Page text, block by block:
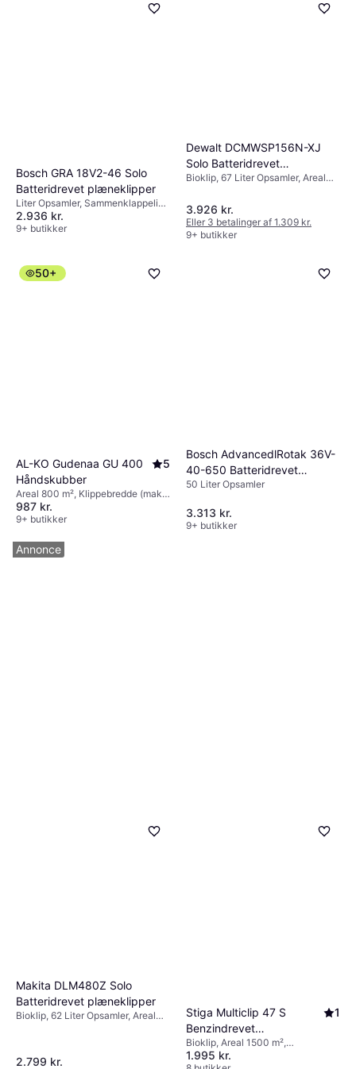
Bosch GRA 18V2-46 Solo
Batteridrevet plæneklipper
Liter Opsamler, Sammenklappeligt
håndtag
2.936 kr.
9+ butikker
Dewalt DCMWSP156N-XJ
Solo Batteridrevet
plæneklipper
Bioklip, 67 Liter Opsamler, Areal
Sammenklappeligt håndtag,
Justerbar hastighed, Justerbar
håndtagshøjde, Selvkørende,
Klippebredde (maks) 53 cm
3.926 kr.
Eller 3 betalinger af 1.309 kr.
9+ butikker
50+
AL-KO Gudenaa GU 400
Håndskubber
5
Areal 800 m², Klippebredde (maks)
40 cm
987 kr.
9+ butikker
Bosch AdvancedlRotak 36V-
40-650 Batteridrevet
plæneklipper
50 Liter Opsamler
3.313 kr.
9+ butikker
Makita DLM480Z Solo
Batteridrevet plæneklipper
Bioklip, 62 Liter Opsamler, Areal
2.799 kr.
Stiga Multiclip 47 S
Benzindrevet
plæneklipper
1
Bioklip, Areal 1500 m²,
Selvkørende, Sammenklappeligt
1.995 kr.
Annonce